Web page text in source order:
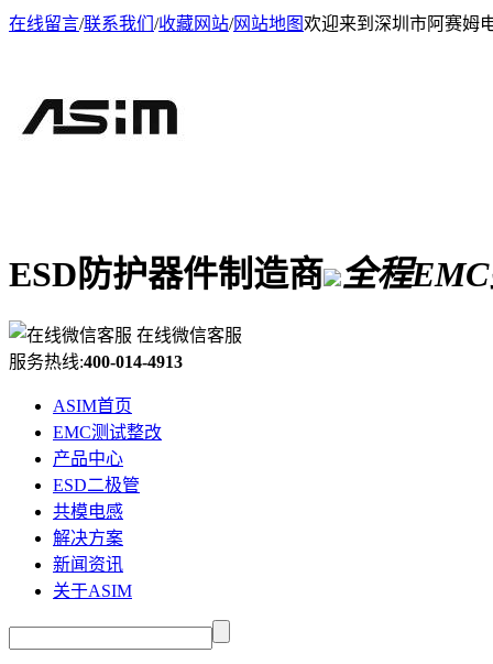
在线留言/联系我们 /收藏网站/网站地图欢迎来到深圳市阿赛姆
ESD防护器件制造商 全程
在线微信客服
服务热线:400-014-4913
ASIM首页
EMC测试整改
产品中心
ESD二极管
共模电感
解决方案
新闻资讯
关于ASIM